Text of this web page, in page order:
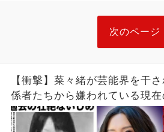
次のページ
【衝撃】菜々緒が芸能界を干
係者たちから嫌われている現
い！！詐欺被害にまで遭って
の壮絶ないじめに一同驚愕！！